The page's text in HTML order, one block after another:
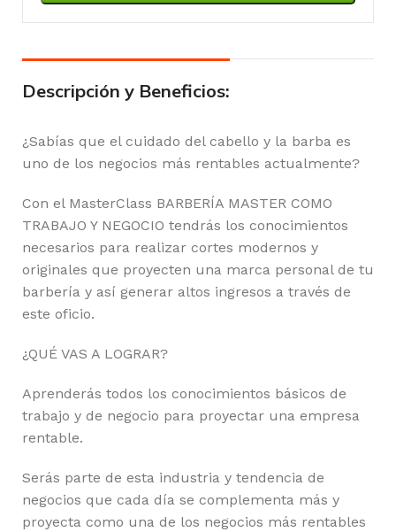
Descripción y Beneficios:
¿Sabías que el cuidado del cabello y la barba es
uno de los negocios más rentables actualmente?
Con el MasterClass BARBERÍA MASTER COMO
TRABAJO Y NEGOCIO tendrás los conocimientos
necesarios para realizar cortes modernos y
originales que proyecten una marca personal de tu
barbería y así generar altos ingresos a través de
este oficio.
¿QUÉ VAS A LOGRAR?
Aprenderás todos los conocimientos básicos de
trabajo y de negocio para proyectar una empresa
rentable.
Serás parte de esta industria y tendencia de
negocios que cada día se complementa más y
proyecta como una de los negocios más rentables